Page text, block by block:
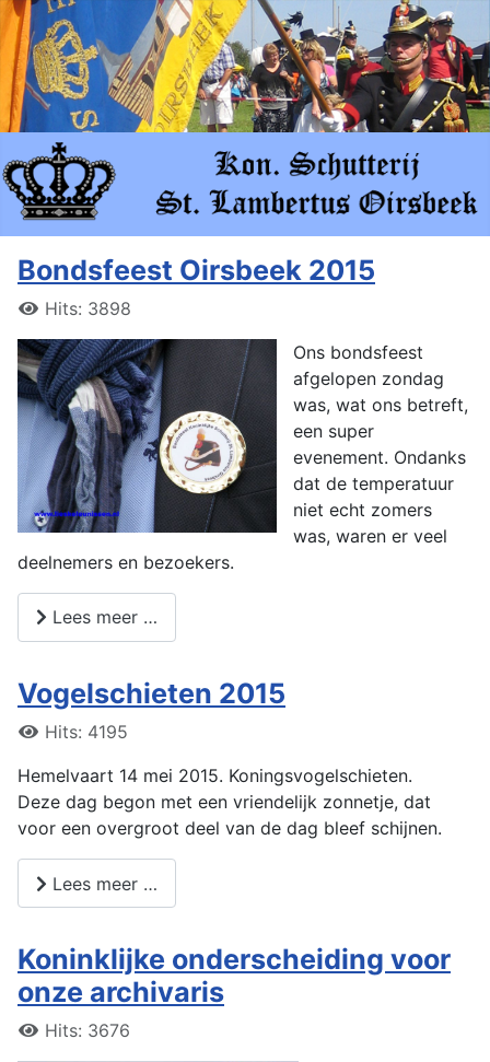
Bondsfeest Oirsbeek 2015
Hits: 3898
Ons bondsfeest
afgelopen zondag
was, wat ons betreft,
een super
evenement. Ondanks
dat de temperatuur
niet echt zomers
was, waren er veel
deelnemers en bezoekers.
Lees meer …
Vogelschieten 2015
Hits: 4195
Hemelvaart 14 mei 2015. Koningsvogelschieten.
Deze dag begon met een vriendelijk zonnetje, dat
voor een overgroot deel van de dag bleef schijnen.
Lees meer …
Koninklijke onderscheiding voor
onze archivaris
Hits: 3676